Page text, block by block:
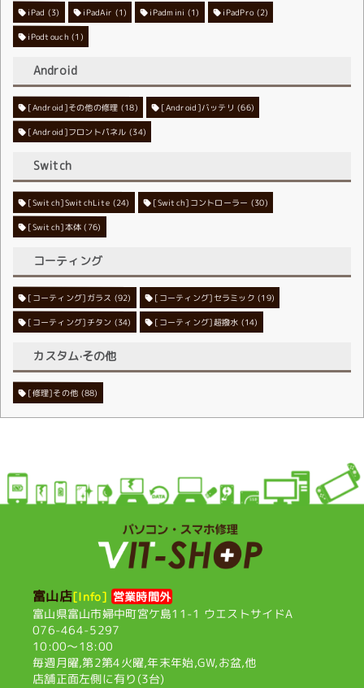
iPad (3) iPadAir (1) iPadmini (1) iPadPro(2)
iPodtouch (1)
Android
[Android]その他の修理 (18) [Android]バッテリ (66)
[Android]フロントパネル (34)
Switch
[Switch]SwitchLite (24) [Switch]コントローラー (30)
[Switch]本体 (76)
コーティング
[コーティング]ガラス (92) [コーティング]セラミック (19)
[コーティング]チタン (34) [コーティング]超撥水 (14)
カスタム·その他
[修理]その他 (88)
富山店[Info] 営業時間外
富山県富山市婦中町宮ケ島11-1 ウエストサイドA
076-464-5297
10:00〜18:00
毎週月曜,第2第4火曜,年末年始,GW,お盆,他
店舗正面左側に有り(3台)